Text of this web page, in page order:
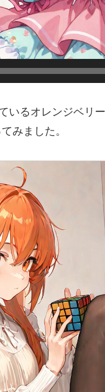
いるオレンジベリ
みました。